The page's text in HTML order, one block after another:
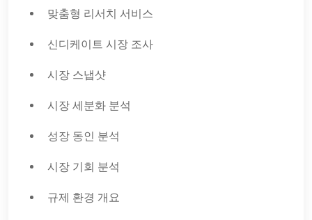
맞춤형 리서치 서비스
신디케이트 시장 조사
시장 스냅샷
시장 세분화 분석
성장 동인 분석
시장 기회 분석
규제 환경 개요